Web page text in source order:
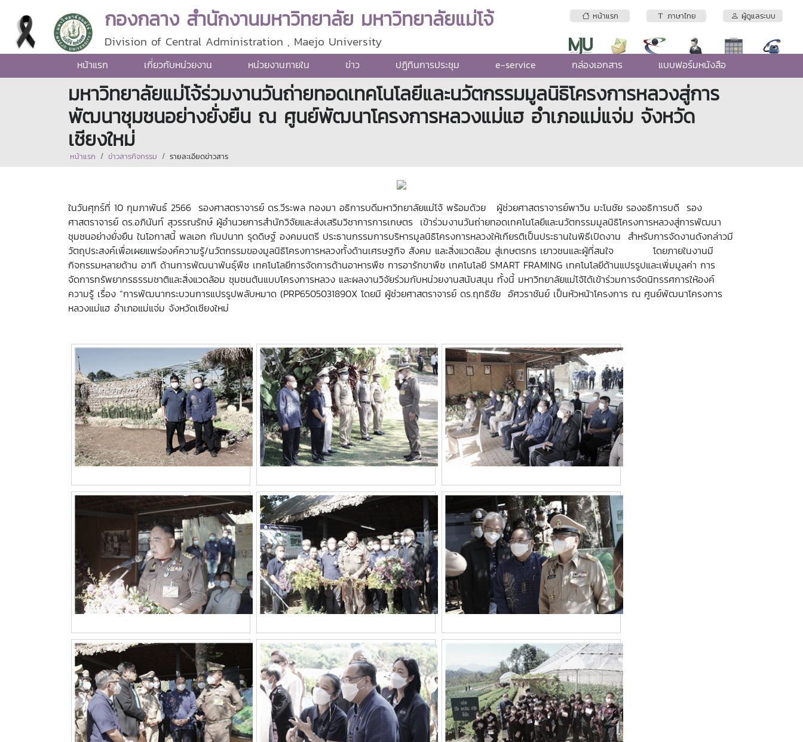
หน้าแรก ภาษาไทย ผู้ดูแลระบบ
กองกลาง สำนักงานมหาวิทยาลัย มหาวิทยาลัยแม่โจ้
Division of Central Administration , Maejo University
หน้าแรก เกี่ยวกับหน่วยงาน หน่วยงานภายใน ข่าว ปฎิทินการประชุม e-service กล่องเอกสาร แบบฟอร์มหนังสือ
มหาวิทยาลัยแม่โจ้ร่วมงานวันถ่ายทอดเทคโนโลยีและนวัตกรรมมูลนิธิโครงการหลวงสู่การ
พัฒนาชุมชนอย่างยั่งยืน ณ ศูนย์พัฒนาโครงการหลวงแม่แฮ อำเภอแม่แจ่ม จังหวัด
เชียงใหม่
หน้าแรก ข่าวสารกิจกรรม รายละเอียดข่าวสาร
ในวันศุกร์ที่ 10 กุมภาพันธ์ 2566 รองศาสตราจารย์ ดร.วีระพล ทองมา อธิการบดีมหาวิทยาลัยแม่โจ้ พร้อมด้วย ผู้ช่วยศาสตราจารย์พาวิน มะโนชัย รองอธิการบดี รอง
ศาสตราจารย์ ดร.อภินันท์ สุวรรณรักษ์ ผู้อำนวยการสำนักวิจัยและส่งเสริมวิชาการการเกษตร เข้าร่วมงานวันถ่ายทอดเทคโนโลยีและนวัตกรรมมูลนิธิโครงการหลวงสู่การพัฒนา
ชุมชนอย่างยั่งยืน ในโอกาสนี้ พลเอก กัมปนาท รุดดิษฐ์ องคมนตรี ประธานกรรมการบริหารมูลนิธิโครงการหลวงให้เกียรติเป็นประธานในพิธีเปิดงาน สำหรับการจัดงานดังกล่าวมี
วัตถุประสงค์เพื่อเผยแพร่องค์ความรู้/นวัตกรรมของมูลนิธิโครงการหลวงทั้งด้านเศรษฐกิจ สังคม และสิ่งแวดล้อม สู่เกษตรกร เยาวชนและผู้ที่สนใจ โดยภายในงานมี
กิจกรรมหลายด้าน อาทิ ด้านการพัฒนาพันธุ์พืช เทคโนโลยีการจัดการด้านอาหารพืช การอารักขาพืช เทคโนโลยี SMART FRAMING เทคโนโลยีด้านแปรรูปและเพิ่มมูลค่า การ
จัดการทรัพยากรธรรมชาติและสิ่งแวดล้อม ชุมชนต้นแบบโครงการหลวง และผลงานวิจัยร่วมกับหน่วยงานสนับสนุน ทั้งนี้ มหาวิทยาลัยแม่โจ้ได้เข้าร่วมการจัดนิทรรศการให้องค์
ความรู้ เรื่อง “การพัฒนากระบวนการแปรรูปพลับหมาด (PRP6505031890X โดยมี ผู้ช่วยศาสตราจารย์ ดร.ฤทธิชัย อัศวราชันย์ เป็นหัวหน้าโครงการ ณ ศูนย์พัฒนาโครงการ
หลวงแม่แฮ อำเภอแม่แจ่ม จังหวัดเชียงใหม่